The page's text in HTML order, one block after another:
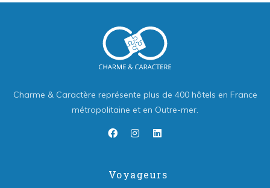
Charme & Caractère représente plus de 400 hôtels en France
métropolitaine et en Outre-mer.
Voyageurs